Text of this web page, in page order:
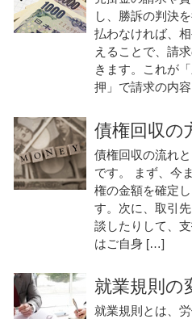
し、勝訴の判決
払わなければ、
えることで、請
きます。これが
押」で請求の内
債権回収の
債権回収の流れ
です。 まず、今
権の金額を確定
す。次に、取引
談したりして、
はご自身 […]
就業規則の
就業規則とは、